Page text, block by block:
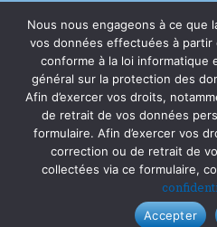
Politique de
© 2026
Réalisé par
Nous nous engageons à ce que
vos données effectuées à
conforme à la loi informatique
général sur la protection des
Afin d’exercer vos droits,
de retrait de vos données
formulaire. Afin d’exercer vos
correction ou de retrait de
collectées via ce formulaire,
Accepter